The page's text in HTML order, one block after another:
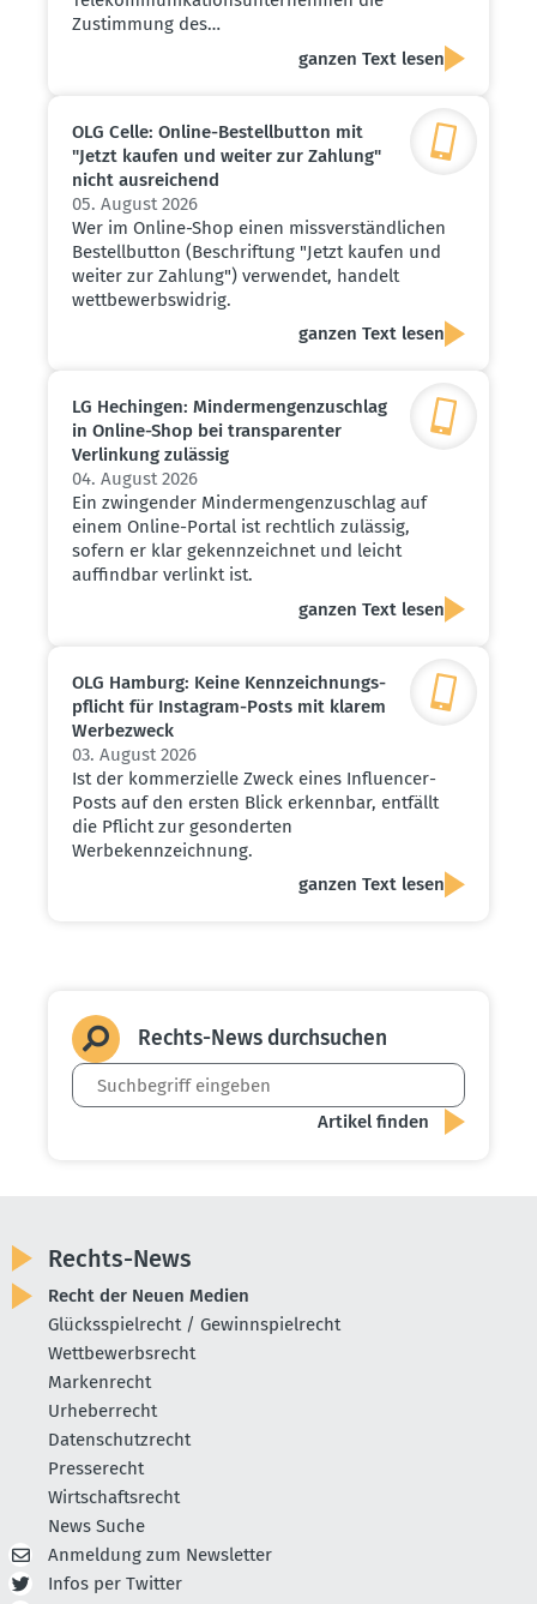
Zustimmung des…
ganzen Text lesen
OLG Celle: Online-Bestell­button mit
"Jetzt kaufen und weiter zur Zahlung"
nicht ausrei­chend
05. August 2026
Wer im Online-Shop einen missverständlichen
Bestellbutton (Beschriftung "Jetzt kaufen und
weiter zur Zahlung") verwendet, handelt
wettbewerbswidrig.
ganzen Text lesen
LG Hechingen: Minder­men­gen­zu­schlag
in Online-Shop bei trans­pa­renter
Verlinkung zulässig
04. August 2026
Ein zwingender Mindermengenzuschlag auf
einem Online-Portal ist rechtlich zulässig,
sofern er klar gekennzeichnet und leicht
auffindbar verlinkt ist.
ganzen Text lesen
OLG Hamburg: Keine Kennzeich­nungs­
pflicht für Instagram-Posts mit klarem
Werbe­zweck
03. August 2026
Ist der kommerzielle Zweck eines Influencer-
Posts auf den ersten Blick erkennbar, entfällt
die Pflicht zur gesonderten
Werbekennzeichnung.
ganzen Text lesen
Rechts-News durch­suchen
Rechts-News
Recht der Neuen Medien
Glücksspielrecht / Gewinnspielrecht
Wettbewerbsrecht
Markenrecht
Urheberrecht
Datenschutzrecht
Presserecht
Wirtschaftsrecht
News Suche
Anmeldung zum Newsletter
Infos per Twitter